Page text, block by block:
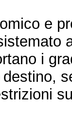
e
i